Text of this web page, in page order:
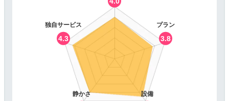
プラン
3.8
設備
静かさ
独自サービス
4.3